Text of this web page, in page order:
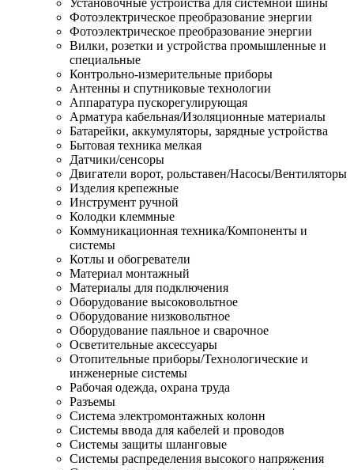
Установочные устройства для системной шины
Фотоэлектрическое преобразование энергии
Фотоэлектрическое преобразование энергии
Вилки, розетки и устройства промышленные и
специальные
Контрольно-измерительные приборы
Антенны и спутниковые технологии
Аппаратура пускорегулирующая
Арматура кабельная/Изоляционные материалы
Батарейки, аккумуляторы, зарядные устройства
Бытовая техника мелкая
Датчики/сенсоры
Двигатели ворот, рольставен/Насосы/Вентиляторы
Изделия крепежные
Инструмент ручной
Колодки клеммные
Коммуникационная техника/Компоненты и
системы
Котлы и обогреватели
Материал монтажный
Материалы для подключения
Оборудование высоковольтное
Оборудование низковольтное
Оборудование паяльное и сварочное
Осветительные аксессуары
Отопительные приборы/Технологические и
инженерные системы
Рабочая одежда, охрана труда
Разъемы
Система электромонтажных колонн
Системы ввода для кабелей и проводов
Системы защиты шланговые
Системы распределения высокого напряжения